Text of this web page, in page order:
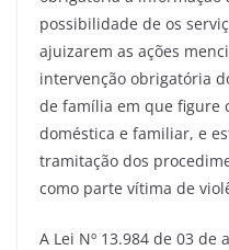
possibilidade de os
ajuizarem as ações
intervenção obrigatória
de família em que figure
doméstica e familiar, e
tramitação dos
como parte vítima de
A Lei Nº 13.984 de 03